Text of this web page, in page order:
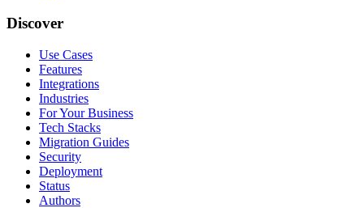
Discover
Use Cases
Features
Integrations
Industries
For Your Business
Tech Stacks
Migration Guides
Security
Deployment
Status
Authors